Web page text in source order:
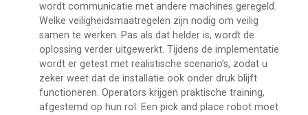
wordt communicatie met andere machines geregeld.
Welke veiligheidsmaatregelen zijn nodig om veilig
samen te werken. Pas als dat helder is, wordt de
oplossing verder uitgewerkt. Tijdens de implementatie
wordt er getest met realistische scenario’s, zodat u
zeker weet dat de installatie ook onder druk blijft
functioneren. Operators krijgen praktische training,
afgestemd op hun rol. Een pick and place robot moet